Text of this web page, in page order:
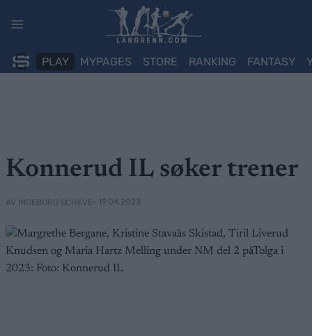
PLAY MYPAGES STORE RANKING FANTASY
Konnerud IL søker trener
AV INGEBORG SCHEVE• 19.04.2023